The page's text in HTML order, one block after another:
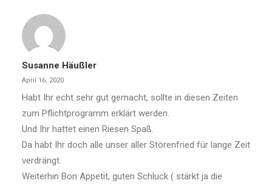
Susanne Häußler
April 16, 2020
Habt Ihr echt sehr gut gemacht, sollte in diesen Zeiten
zum Pflichtprogramm erklärt werden.
Und Ihr hattet einen Riesen Spaß.
Da habt Ihr doch alle unser aller Störenfried für lange Zeit
verdrängt.
Weiterhin Bon Appetit, guten Schluck ( stärkt ja die